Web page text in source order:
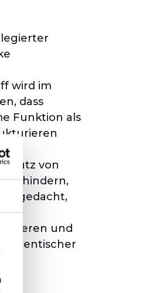
wird im
dass
Funktion als
von
verhindern,
gedacht,
und
identischer